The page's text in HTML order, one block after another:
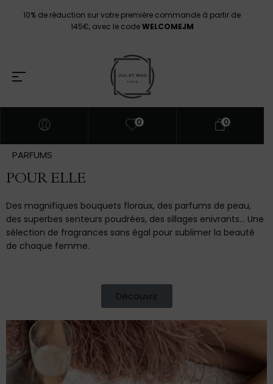
10% de réduction sur votre première commande à partir de
145€, avec le codeWELCOMEJM
0 0
PARFUMS
POUR ELLE
Des magnifiques bouquets floraux, des parfums de peau,
des superbes senteurs poudrées, des sillages enivrants… Une
sélection de fragrances sans égal pour sublimer la beauté
de chaque femme.
Découvrir